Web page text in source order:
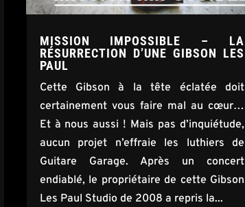
MISSION IMPOSSIBLE – LA
RÉSURRECTION D’UNE GIBSON LES
PAUL
Cette Gibson à la tête éclatée doit
certainement vous faire mal au cœur…
Et à nous aussi ! Mais pas d’inquiétude,
aucun projet n’effraie les luthiers de
Guitare Garage. Après un concert
endiablé, le propriétaire de cette Gibson
Les Paul Studio de 2008 a repris la...